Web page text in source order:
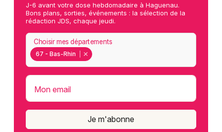
J-6 avant votre dose hebdomadaire à Haguenau.
Bons plans, sorties, événements : la sélection de la
rédaction JDS, chaque jeudi.
67 - Bas-Rhin
Choisir mes départements
Mon email
Je m'abonne